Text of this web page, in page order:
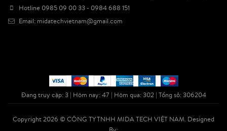
Hotline 0985 09 00 33 - 0984 688 151
Email: midatechvietnam@gmail.com
Đang truy cập: 3 | Hôm nay: 47 | Hôm qua: 302 | Tổng số: 306204
Copyright 2026 © CÔNG TY TNHH MIDA TECH VIỆT NAM. Designed